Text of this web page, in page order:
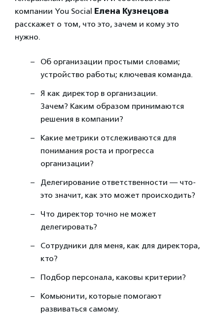
компании You Social Елена Кузнецова
расскажет о том, что это, зачем и кому это
нужно.
Об организации простыми словами;
устройство работы; ключевая команда.
Я как директор в организации.
Зачем? Каким образом принимаются
решения в компании?
Какие метрики отслеживаются для
понимания роста и прогресса
организации?
Делегирование ответственности — что-
это значит, как это может происходить?
Что директор точно не может
делегировать?
Сотрудники для меня, как для директора,
кто?
Подбор персонала, каковы критерии?
Комьюнити, которые помогают
развиваться самому.